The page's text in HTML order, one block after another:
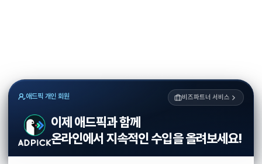
애드픽 개인 회원 비즈파트너 서비스
이제 애드픽과 함께
온라인에서 지속적인 수입을 올려보세요!